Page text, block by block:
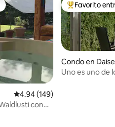
Calificación promedio: 4.94 de
4.94 (149)
con
Favorito entre
Favorito
Condo en
Uno es uno de